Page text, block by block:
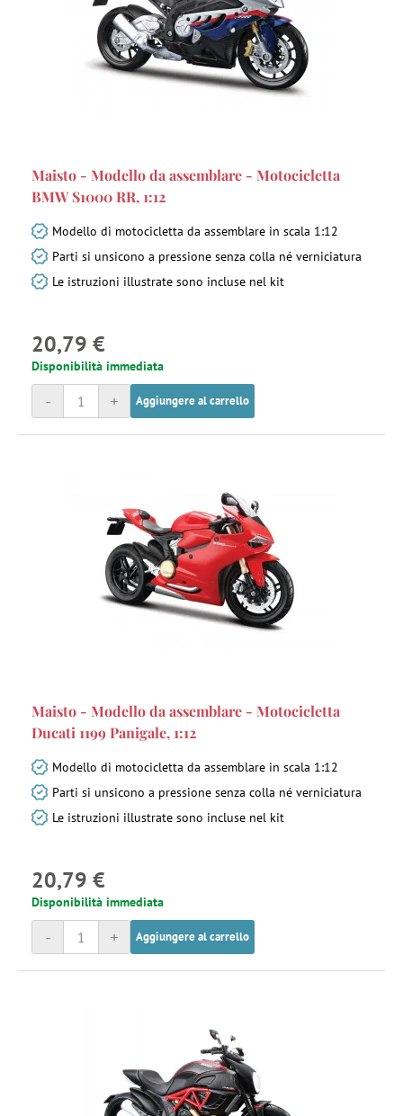
Maisto - Modello da assemblare - Motocicletta
BMW S1000 RR, 1:12
Modello di motocicletta da assemblare in scala 1:12
Parti si unsicono a pressione senza colla né verniciatura
Le istruzioni illustrate sono incluse nel kit
20,79 €
Disponibilità immediata
+
- Aggiungere al carrello
Maisto - Modello da assemblare - Motocicletta
Ducati 1199 Panigale, 1:12
Modello di motocicletta da assemblare in scala 1:12
Parti si unsicono a pressione senza colla né verniciatura
Le istruzioni illustrate sono incluse nel kit
20,79 €
Disponibilità immediata
+
- Aggiungere al carrello